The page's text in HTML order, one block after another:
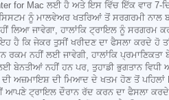
for Mac ਲਈ ਹੈ ਅਤੇ ਇਸ ਵਿੱਚ ਇੱਕ ਵਾਰ
ਨੂੰ ਮਾਲਵੇਅਰ ਖਤਰਿਆਂ ਤੋਂ ਸਰਗਰਮੀ
ਲਿਆ ਜਾਵੇਗਾ, ਹਾਲਾਂਕਿ ਟ੍ਰਾਇਲ ਨੂੰ
ਹੈ ਕਿ ਜੇਕਰ ਤੁਸੀਂ ਖਰੀਦਣ ਦਾ ਫੈਸਲਾ ਕਰਦੇ ਹੋ
ਰਕਮ ਨਹੀਂ ਲਈ ਜਾਵੇਗੀ, ਹਾਲਾਂਕਿ
ਬੇਨਤੀਆਂ ਨਹੀਂ ਹਨ ਪਰ, ਤੁਹਾਡੀ ਭੁਗਤਾਨ
ਦੀ ਅਜ਼ਮਾਇਸ਼ ਦੀ ਮਿਆਦ ਦੇ ਖਤਮ ਹੋਣ ਤੋਂ
ਟ੍ਰਾਇਲ ਦੌਰਾਨ ਰੱਦ ਕਰਨ ਦਾ ਫੈਸਲਾ